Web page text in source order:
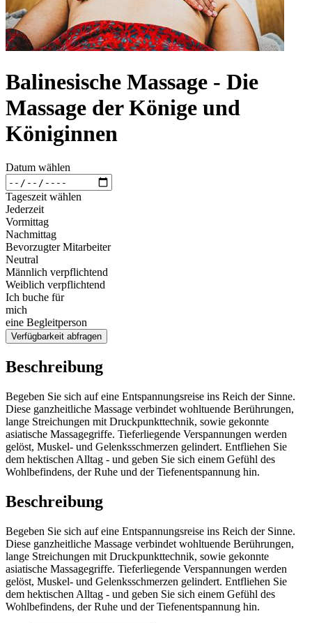
Balinesische Massage - Die
Massage der Könige und
Königinnen
Datum wählen
Tageszeit wählen
Jederzeit
Vormittag
Nachmittag
Bevorzugter Mitarbeiter
Neutral
Männlich verpflichtend
Weiblich verpflichtend
Ich buche für
mich
eine Begleitperson
Verfügbarkeit abfragen
Beschreibung
Begeben Sie sich auf eine Entspannungsreise ins Reich der Sinne.
Diese ganzheitliche Massage verbindet wohltuende Berührungen,
lange Streichungen mit Druckpunkttechnik, sowie gekonnte
asiatische Massagegriffe. Tieferliegende Verspannungen werden
gelöst, Muskel- und Gelenksschmerzen gelindert. Entfliehen Sie
dem hektischen Alltag - und geben Sie sich einem Gefühl des
Wohlbefindens, der Ruhe und der Tiefenentspannung hin.
Beschreibung
Begeben Sie sich auf eine Entspannungsreise ins Reich der Sinne.
Diese ganzheitliche Massage verbindet wohltuende Berührungen,
lange Streichungen mit Druckpunkttechnik, sowie gekonnte
asiatische Massagegriffe. Tieferliegende Verspannungen werden
gelöst, Muskel- und Gelenksschmerzen gelindert. Entfliehen Sie
dem hektischen Alltag - und geben Sie sich einem Gefühl des
Wohlbefindens, der Ruhe und der Tiefenentspannung hin.